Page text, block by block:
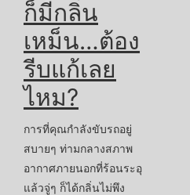
ก็มีกลิ่น
เหม็น…ต้อง
รีบแก้เลย
ไหม?
การที่คุณกำลังขับรถอยู่
สบายๆ ท่ามกลางสภาพ
อากาศภายนอกที่ร้อนระอุ
แล้วจู่ๆ ก็ได้กลิ่นไม่พึง